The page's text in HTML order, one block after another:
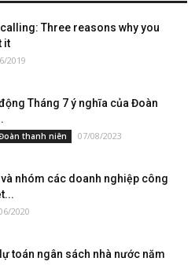
Three reasons why you
it
2019
Tháng 7 ý nghĩa của Đoàn
thanh niên 07/08/2023
và nhóm các doanh nghiệp công
2020
toán ngân sách nhà nước năm